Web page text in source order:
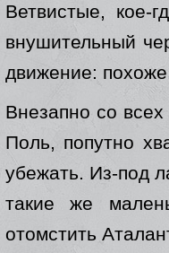
Ветвистые, кое-
внушительный
движение:
Внезапно со
Поль, попутно
убежать. Из-под
такие же
отомстить